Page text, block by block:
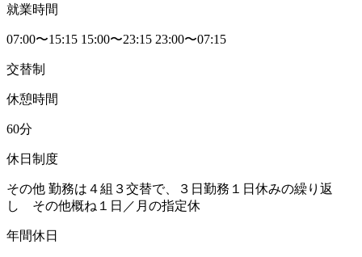
就業時間
07:00〜15:15 15:00〜23:15 23:00〜07:15
交替制
休憩時間
60分
休日制度
その他 勤務は４組３交替で、３日勤務１日休みの繰り返
し その他概ね１日／月の指定休
年間休日